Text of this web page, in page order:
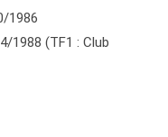
1986
1988 (TF1 : Club